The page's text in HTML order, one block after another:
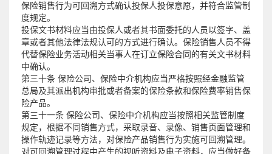
保险销售行为可回溯方式确认投保人投保意愿，并符合监管制
度规定。
投保文书材料应当由投保人或者其书面委托的人员以签字、盖
章或者其他法律法规认可的方式进行确认。保险销售人员不得
代替保险业务活动相关当事人在订立保险合同的有关文书材料
中确认。
第三十条 保险公司、保险中介机构应当严格按照经金融监管
总局及其派出机构审批或者备案的保险条款和保险费率销售保
险产品。
第三十一条 保险公司、保险中介机构应当按照相关监管制度
规定，根据不同销售方式，采取录音、录像、销售页面管理和
操作轨迹记录等方法，对保险产品销售行为实施可回溯管理。
对可回溯管理过程中产生的视听资料及电子资料，应当做好备